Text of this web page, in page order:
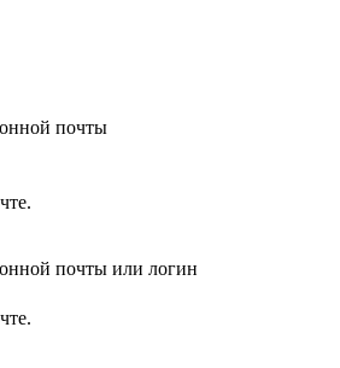
почты
почты или логин